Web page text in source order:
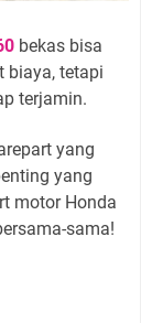
bekas bisa
biaya, tetapi
terjamin.
yang
yang
motor Honda
sama!